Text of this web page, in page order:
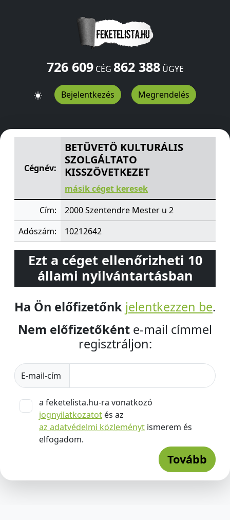
726 609CÉG 862 388ÜGYE
Bejelentkezés Megrendelés
BETÜVETÖ KULTURÁLIS SZOLGÁLTATO
Cégnév:
BETÜVETÖ KULTURÁLIS
SZOLGÁLTATO
KISSZÖVETKEZET
másik céget keresek
Cím:
2000 Szentendre Mester u 2
Adószám:
10212642
Ezt a céget ellenőrizheti 10
állami nyilvántartásban
Ha Ön előfizetőnk jelentkezzen be.
Nem előfizetőként e-mail címmel
regisztráljon:
E-mail-cím
a feketelista.hu-ra vonatkozó
jognyilatkozatot és az
az adatvédelmi közleményt ismerem és
elfogadom.
Tovább